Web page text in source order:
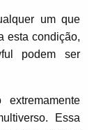
um que
esta condição,
podem ser
Essa